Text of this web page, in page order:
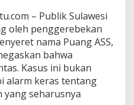
– Publik Sulawesi
oleh penggerebekan
nama Puang ASS,
bahwa
Kasus ini bukan
alarm keras tentang
yang seharusnya